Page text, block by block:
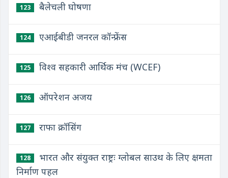
123 बैलेचली घोषणा
124 एआईबीडी जनरल कॉन्फ्रेंस
125 विश्व सहकारी आर्थिक मंच (WCEF)
126 ऑपरेशन अजय
127 राफा क्रॉसिंग
128
भारत और संयुक्त राष्ट्रः ग्लोबल साउथ के लिए क्षमता
निर्माण पहल